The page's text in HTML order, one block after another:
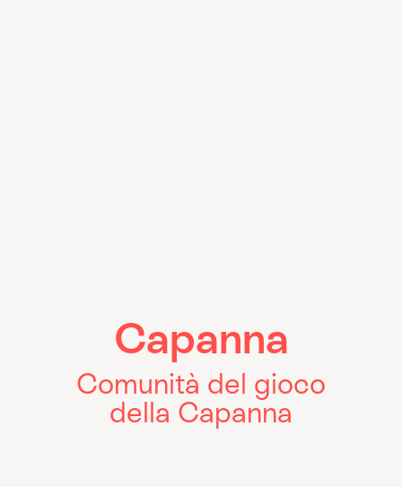
Capanna
Comunità del gioco
della Capanna